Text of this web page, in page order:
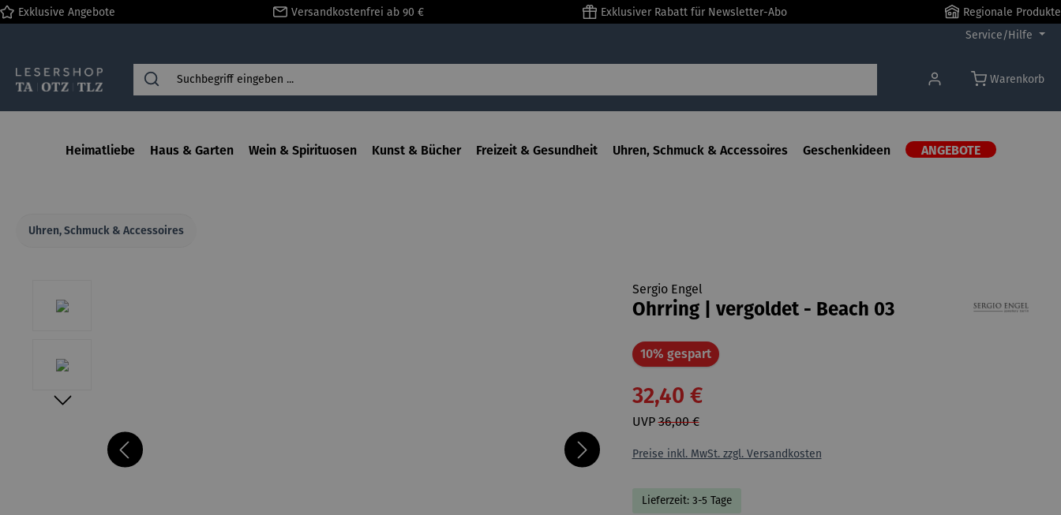
Zur Hauptnavigation springen
Exklusive Angebote Versandkostenfrei ab 90 € Exklusiver Rabatt für Newsletter-Abo
Regionale Produkte
Service/Hilfe
Warenkorb
Heimatliebe Haus & Garten Wein & Spirituosen Kunst & Bücher Freizeit & Gesundheit Uhren, Schmuck & Accessoires Geschenkideen ANGEBOTE
Uhren, Schmuck & Accessoires
Sergio Engel
Ohrring | vergoldet - Beach 03
10% gespartRabatt
32,40 €
UVP36,00 €
Preise inkl. MwSt. zzgl. Versandkosten
Lieferzeit: 3-5 Tage